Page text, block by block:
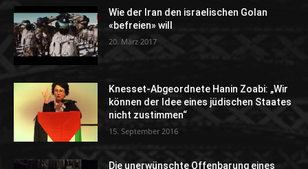
Wie der Iran den israelischen Golan
«befreien» will
20. März 2017
Knesset-Abgeordnete Hanin Zoabi: „Wir
können der Idee eines jüdischen Staates
nicht zustimmen“
15. September 2016
Die unerwünschte Offenbarung eines